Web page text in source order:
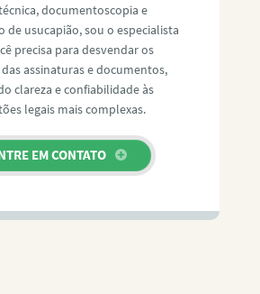
documentoscopia e
de usucapião, sou o especialista
precisa para desvendar os
assinaturas e documentos,
clareza e confiabilidade às
legais mais complexas.
EM CONTATO